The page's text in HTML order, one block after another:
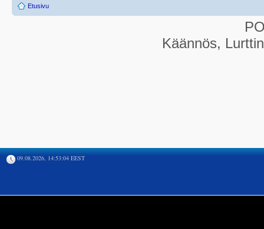
Etusivu
Käännös,
09.08.2026, 14:53:04 EEST